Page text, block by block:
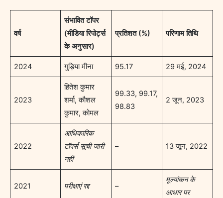
वर्ष
संभावित टॉपर
(मीडिया रिपोर्ट्स
के अनुसार)
प्रतिशत (%) परिणाम तिथि
2024 गुड़िया मीना 95.17 29 मई, 2024
2023
हितेश कुमार
शर्मा, कौशल
कुमार, कोमल
99.33, 99.17,
98.83
2 जून, 2023
2022
आधिकारिक
टॉपर्स सूची जारी
नहीं
– 13 जून, 2022
2021 परीक्षाएं रद्द –
मूल्यांकन के
आधार पर